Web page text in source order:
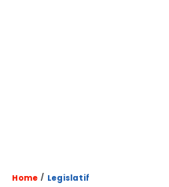
Home / Legislatif